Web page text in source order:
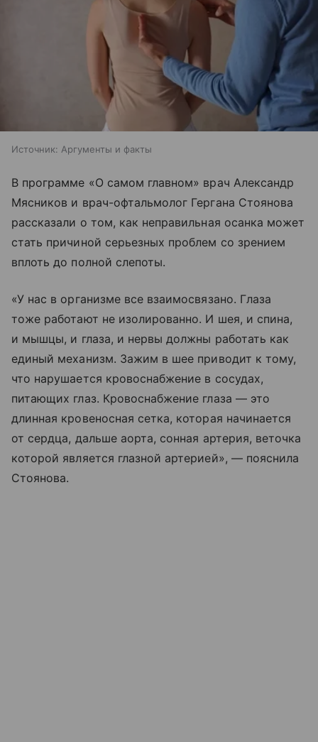
Источник: Аргументы и факты
В программе «О самом главном» врач Александр
Мясников и врач-офтальмолог Гергана Стоянова
рассказали о том, как неправильная осанка может
стать причиной серьезных проблем со зрением
вплоть до полной слепоты.
«У нас в организме все взаимосвязано. Глаза
тоже работают не изолированно. И шея, и спина,
и мышцы, и глаза, и нервы должны работать как
единый механизм. Зажим в шее приводит к тому,
что нарушается кровоснабжение в сосудах,
питающих глаз. Кровоснабжение глаза — это
длинная кровеносная сетка, которая начинается
от сердца, дальше аорта, сонная артерия, веточка
которой является глазной артерией», — пояснила
Стоянова.